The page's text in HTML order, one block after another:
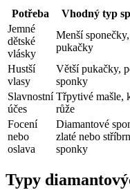
Potřeba Vhodný typ
Jemné
dětské
vlásky
Menší
pukačky
Hustší
vlasy
Větší pukačky,
sponky
Slavnostní
účes
Třpytivé mašle,
růže
Focení
nebo
oslava
Diamantové
zlaté nebo
sponky
Typy